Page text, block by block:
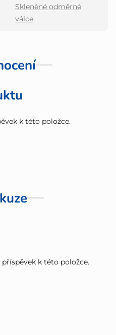
Skleněné odměrné
válce
k této položce.
k této položce.